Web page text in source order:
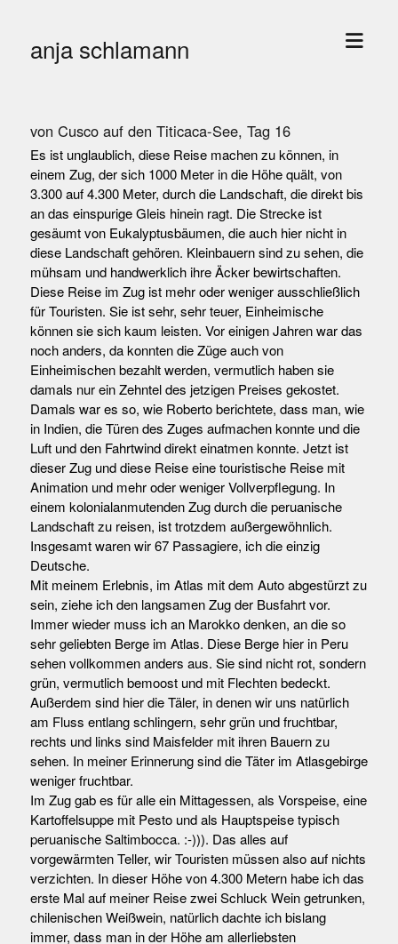
anja schlamann
Menü
von Cusco auf den Titicaca-See, Tag 16
Es ist unglaublich, diese Reise machen zu können, in
einem Zug, der sich 1000 Meter in die Höhe quält, von
3.300 auf 4.300 Meter, durch die Landschaft, die direkt bis
an das einspurige Gleis hinein ragt. Die Strecke ist
gesäumt von Eukalyptusbäumen, die auch hier nicht in
diese Landschaft gehören. Kleinbauern sind zu sehen, die
mühsam und handwerklich ihre Äcker bewirtschaften.
Diese Reise im Zug ist mehr oder weniger ausschließlich
für Touristen. Sie ist sehr, sehr teuer, Einheimische
können sie sich kaum leisten. Vor einigen Jahren war das
noch anders, da konnten die Züge auch von
Einheimischen bezahlt werden, vermutlich haben sie
damals nur ein Zehntel des jetzigen Preises gekostet.
Damals war es so, wie Roberto berichtete, dass man, wie
in Indien, die Türen des Zuges aufmachen konnte und die
Luft und den Fahrtwind direkt einatmen konnte. Jetzt ist
dieser Zug und diese Reise eine touristische Reise mit
Animation und mehr oder weniger Vollverpflegung. In
einem kolonialanmutenden Zug durch die peruanische
Landschaft zu reisen, ist trotzdem außergewöhnlich.
Insgesamt waren wir 67 Passagiere, ich die einzig
Deutsche.
Mit meinem Erlebnis, im Atlas mit dem Auto abgestürzt zu
sein, ziehe ich den langsamen Zug der Busfahrt vor.
Immer wieder muss ich an Marokko denken, an die so
sehr geliebten Berge im Atlas. Diese Berge hier in Peru
sehen vollkommen anders aus. Sie sind nicht rot, sondern
grün, vermutlich bemoost und mit Flechten bedeckt.
Außerdem sind hier die Täler, in denen wir uns natürlich
am Fluss entlang schlingern, sehr grün und fruchtbar,
rechts und links sind Maisfelder mit ihren Bauern zu
sehen. In meiner Erinnerung sind die Täter im Atlasgebirge
weniger fruchtbar.
Im Zug gab es für alle ein Mittagessen, als Vorspeise, eine
Kartoffelsuppe mit Pesto und als Hauptspeise typisch
peruanische Saltimbocca. :-))). Das alles auf
vorgewärmten Teller, wir Touristen müssen also auf nichts
verzichten. In dieser Höhe von 4.300 Metern habe ich das
erste Mal auf meiner Reise zwei Schluck Wein getrunken,
chilenischen Weißwein, natürlich dachte ich bislang
immer, dass man in der Höhe am allerliebsten